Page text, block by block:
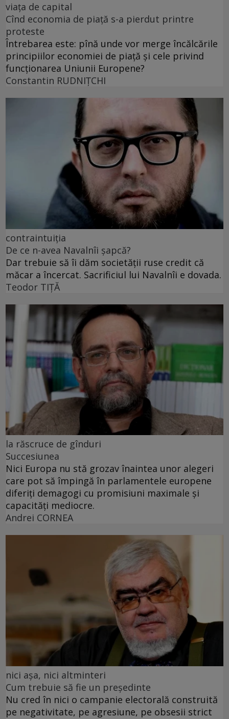
viața de capital
Cînd economia de piață s-a pierdut printre
proteste
Întrebarea este: pînă unde vor merge încălcările
principiilor economiei de piață și cele privind
funcționarea Uniunii Europene?
Constantin RUDNIŢCHI
contraintuiția
De ce n-avea Navalnîi șapcă?
Dar trebuie să îi dăm societății ruse credit că
măcar a încercat. Sacrificiul lui Navalnîi e dovada.
Teodor TIŢĂ
la răscruce de gînduri
Succesiunea
Nici Europa nu stă grozav înaintea unor alegeri
care pot să împingă în parlamentele europene
diferiți demagogi cu promisiuni maximale și
capacități mediocre.
Andrei CORNEA
nici așa, nici altminteri
Cum trebuie să fie un președinte
Nu cred în nici o campanie electorală construită
pe negativitate, pe agresiune, pe obsesii strict